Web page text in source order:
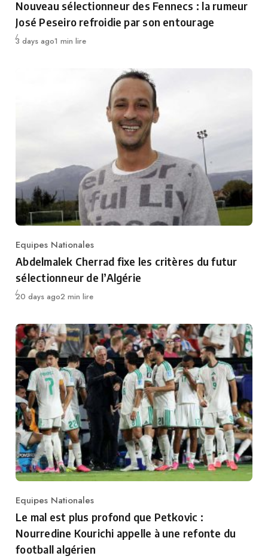
Nouveau sélectionneur des Fennecs : la rumeur
José Peseiro refroidie par son entourage
Publié
3 days ago1 min lire
Category
Equipes Nationales
Abdelmalek Cherrad fixe les critères du futur
sélectionneur de l’Algérie
Publié
20 days ago2 min lire
Category
Equipes Nationales
Le mal est plus profond que Petkovic :
Nourredine Kourichi appelle à une refonte du
football algérien